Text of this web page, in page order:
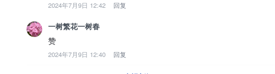
2024年7月9日 12:42 回复
一树繁花一树春
赞
2024年7月9日 12:40 回复